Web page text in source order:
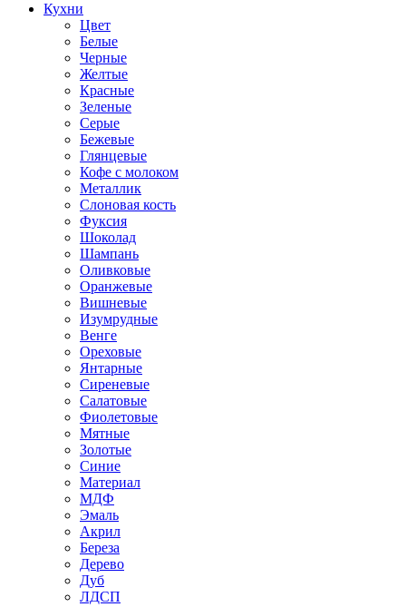
Кухни
Цвет
Белые
Черные
Желтые
Красные
Зеленые
Серые
Бежевые
Глянцевые
Кофе с молоком
Металлик
Слоновая кость
Фуксия
Шоколад
Шампань
Оливковые
Оранжевые
Вишневые
Изумрудные
Венге
Ореховые
Янтарные
Сиреневые
Салатовые
Фиолетовые
Мятные
Золотые
Синие
Материал
МДФ
Эмаль
Акрил
Береза
Дерево
Дуб
ЛДСП